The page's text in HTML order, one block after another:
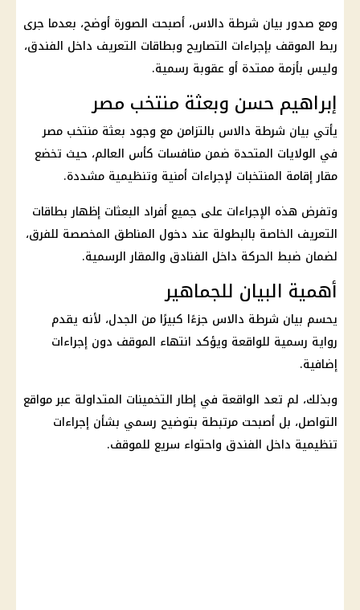
ومع صدور بيان شرطة دالاس، أصبحت الصورة أوضح، بعدما جرى
ربط الموقف بإجراءات التصاريح وبطاقات التعريف داخل الفندق،
وليس بأزمة ممتدة أو عقوبة رسمية.
إبراهيم حسن وبعثة منتخب مصر
يأتي بيان شرطة دالاس بالتزامن مع وجود بعثة منتخب مصر
في الولايات المتحدة ضمن منافسات كأس العالم، حيث تخضع
مقار إقامة المنتخبات لإجراءات أمنية وتنظيمية مشددة.
وتفرض هذه الإجراءات على جميع أفراد البعثات إظهار بطاقات
التعريف الخاصة بالبطولة عند دخول المناطق المخصصة للفرق،
لضمان ضبط الحركة داخل الفنادق والمقار الرسمية.
أهمية البيان للجماهير
يحسم بيان شرطة دالاس جزءًا كبيرًا من الجدل، لأنه يقدم
رواية رسمية للواقعة ويؤكد انتهاء الموقف دون إجراءات
إضافية.
وبذلك، لم تعد الواقعة في إطار التخمينات المتداولة عبر مواقع
التواصل، بل أصبحت مرتبطة بتوضيح رسمي بشأن إجراءات
تنظيمية داخل الفندق واحتواء سريع للموقف.